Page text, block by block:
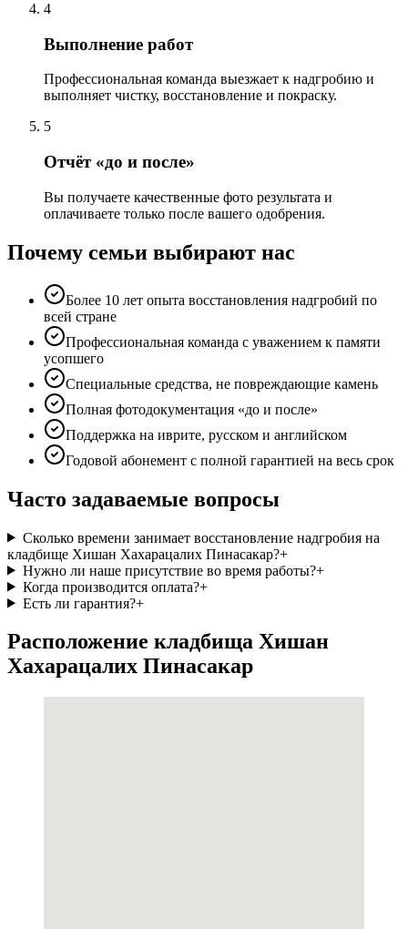
4
Выполнение работ
Профессиональная команда выезжает к надгробию и
выполняет чистку, восстановление и покраску.
5
Отчёт «до и после»
Вы получаете качественные фото результата и
оплачиваете только после вашего одобрения.
Почему семьи выбирают нас
Более 10 лет опыта восстановления надгробий по
всей стране
Профессиональная команда с уважением к памяти
усопшего
Специальные средства, не повреждающие камень
Полная фотодокументация «до и после»
Поддержка на иврите, русском и английском
Годовой абонемент с полной гарантией на весь срок
Часто задаваемые вопросы
Сколько времени занимает восстановление надгробия на
кладбище Хишан Хахарацалих Пинасакар?+
Нужно ли наше присутствие во время работы?+
Когда производится оплата?+
Есть ли гарантия?+
Расположение кладбища Хишан
Хахарацалих Пинасакар